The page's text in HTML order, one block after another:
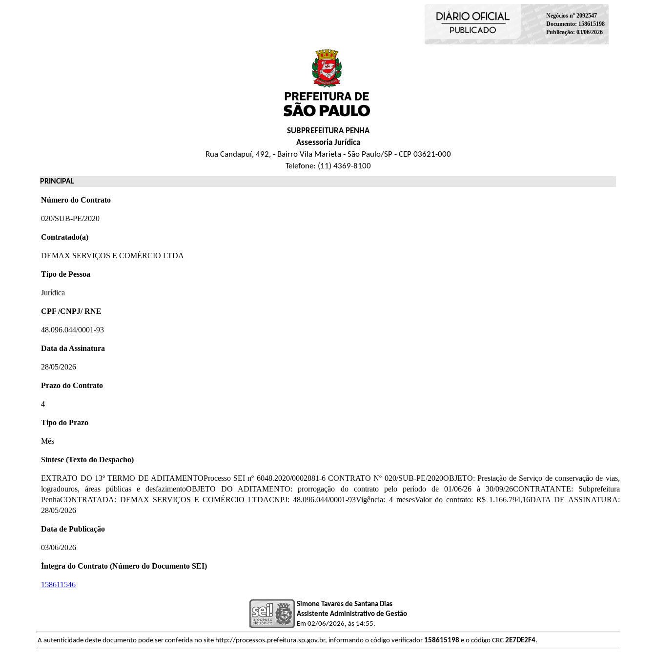
Negócios nº 2092547
Documento: 158615198
Publicação: 03/06/2026
SUBPREFEITURA PENHA
Assessoria Jurídica
Rua Candapuí, 492, - Bairro Vila Marieta - São Paulo/SP - CEP 03621-000
Telefone: (11) 4369-8100
PRINCIPAL
Número do Contrato
020/SUB-PE/2020
Contratado(a)
DEMAX SERVIÇOS E COMÉRCIO LTDA
Tipo de Pessoa
Jurídica
CPF /CNPJ/ RNE
48.096.044/0001-93
Data da Assinatura
28/05/2026
Prazo do Contrato
4
Tipo do Prazo
Mês
Síntese (Texto do Despacho)
EXTRATO DO 13º TERMO DE ADITAMENTOProcesso SEI nº 6048.2020/0002881-6 CONTRATO Nº 020/SUB-PE/2020OBJETO: Prestação de Serviço de conservação de vias,
logradouros, áreas públicas e desfazimentoOBJETO DO ADITAMENTO: prorrogação do contrato pelo período de 01/06/26 à 30/09/26CONTRATANTE: Subprefeitura
PenhaCONTRATADA: DEMAX SERVIÇOS E COMÉRCIO LTDACNPJ: 48.096.044/0001-93Vigência: 4 mesesValor do contrato: R$ 1.166.794,16DATA DE ASSINATURA:
28/05/2026
Data de Publicação
03/06/2026
Íntegra do Contrato (Número do Documento SEI)
158611546
Simone Tavares de Santana Dias
Assistente Administrativo de Gestão
Em 02/06/2026, às 14:55.
A autenticidade deste documento pode ser conferida no site http://processos.prefeitura.sp.gov.br, informando o código verificador 158615198 e o código CRC2E7DE2F4.